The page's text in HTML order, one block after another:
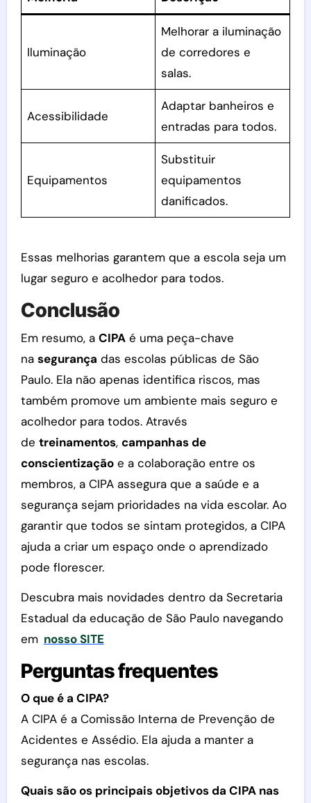
Iluminação
Melhorar a iluminação
de corredores e
salas.
Acessibilidade
Adaptar banheiros e
entradas para todos.
Equipamentos
Substituir
equipamentos
danificados.
Essas melhorias garantem que a escola seja um
lugar seguro e acolhedor para todos.
Conclusão
Em resumo, a CIPAé uma peça-chave
na segurança das escolas públicas de São
Paulo. Ela não apenas identifica riscos, mas
também promove um ambiente mais seguro e
acolhedor para todos. Através
de treinamentos, campanhas de
conscientizaçãoe a colaboração entre os
membros, a CIPA assegura que a saúde e a
segurança sejam prioridades na vida escolar. Ao
garantir que todos se sintam protegidos, a CIPA
ajuda a criar um espaço onde o aprendizado
pode florescer.
Descubra mais novidades dentro da Secretaria
Estadual da educação de São Paulo navegando
em nosso SITE
Perguntas frequentes
O que é a CIPA?
A CIPA é a Comissão Interna de Prevenção de
Acidentes e Assédio. Ela ajuda a manter a
segurança nas escolas.
Quais são os principais objetivos da CIPA nas